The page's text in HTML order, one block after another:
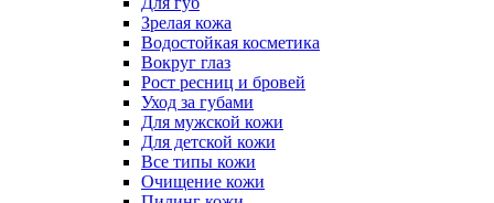
Зрелая кожа
Водостойкая косметика
Вокруг глаз
Рост ресниц и бровей
Уход за губами
Для мужской кожи
Для детской кожи
Все типы кожи
Очищение кожи